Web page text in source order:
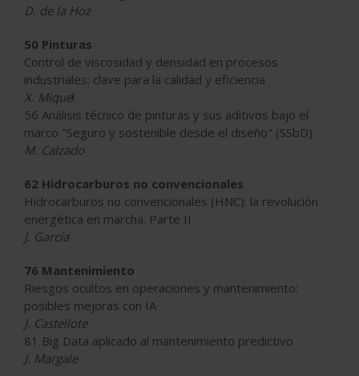
D. de la Hoz
50 Pinturas
Control de viscosidad y densidad en procesos
industriales: clave para la calidad y eficiencia
X. Miquel
56 Análisis técnico de pinturas y sus aditivos bajo el
marco "Seguro y sostenible desde el diseño" (SSbD)
M. Calzado
62 Hidrocarburos no convencionales
Hidrocarburos no convencionales (HNC): la revolución
energética en marcha. Parte II
J. García
76 Mantenimiento
Riesgos ocultos en operaciones y mantenimiento:
posibles mejoras con IA
J. Castellote
81 Big Data aplicado al mantenimiento predictivo
J. Margale